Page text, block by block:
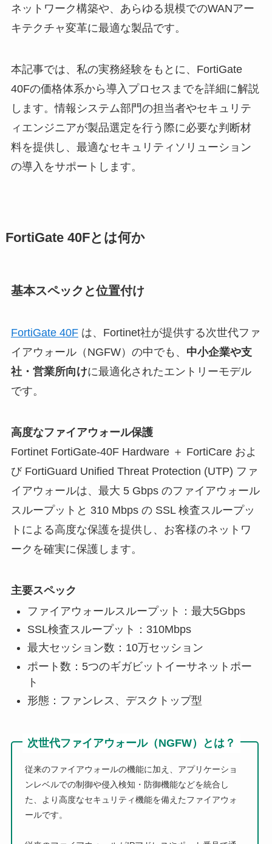
ネットワーク構築や、あらゆる規模でのWANアー
キテクチャ変革に最適な製品です。
本記事では、私の実務経験をもとに、FortiGate
40Fの価格体系から導入プロセスまでを詳細に解説
します。情報システム部門の担当者やセキュリテ
ィエンジニアが製品選定を行う際に必要な判断材
料を提供し、最適なセキュリティソリューション
の導入をサポートします。
FortiGate 40Fとは何か
基本スペックと位置付け
FortiGate 40Fは、Fortinet社が提供する次世代ファ
イアウォール（NGFW）の中でも、 中小企業や支
社・営業所向けに最適化されたエントリーモデル
です。
高度なファイアウォール保護
Fortinet FortiGate-40F Hardware ＋ FortiCare およ
び FortiGuard Unified Threat Protection (UTP) ファ
イアウォールは、最大 5 Gbps のファイアウォール
スループットと 310 Mbps の SSL 検査スループッ
トによる高度な保護を提供し、お客様のネットワ
ークを確実に保護します。
主要スペック
ファイアウォールスループット：最大5Gbps
SSL検査スループット：310Mbps
最大セッション数：10万セッション
ポート数：5つのギガビットイーサネットポー
ト
形態：ファンレス、デスクトップ型
次世代ファイアウォール（NGFW）とは？
従来のファイアウォールの機能に加え、アプリケーショ
ンレベルでの制御や侵入検知・防御機能などを統合し
た、より高度なセキュリティ機能を備えたファイアウォ
ールです。